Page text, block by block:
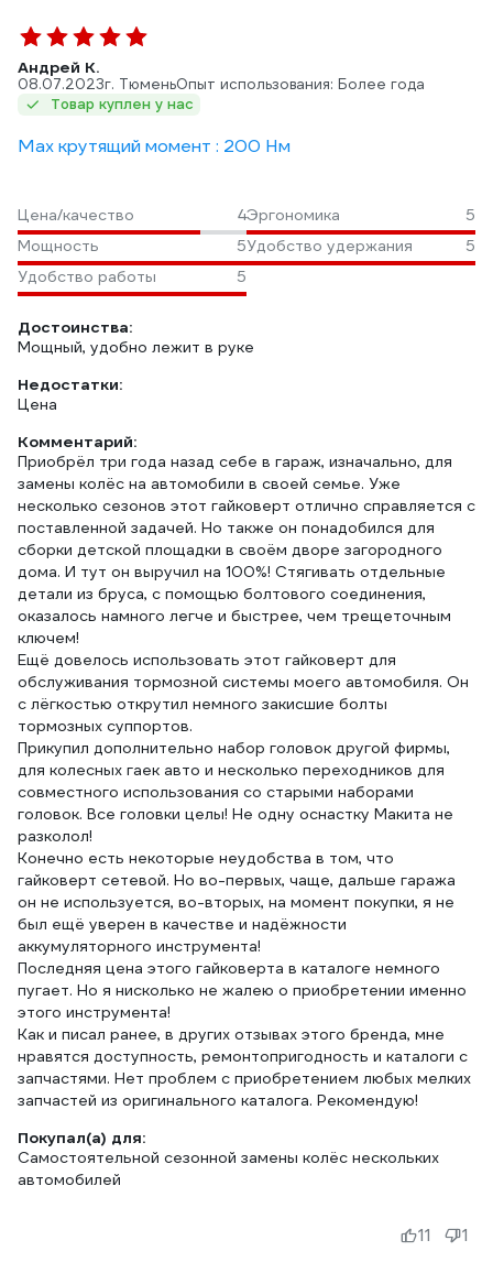
Андрей К.
08.07.2023г. ТюменьОпыт использования: Более года
Товар куплен у нас
Max крутящий момент : 200 Нм
Цена/качество 4Эргономика
5
Мощность
5Удобство удержания
5
Удобство работы
5
Достоинства:
Мощный, удобно лежит в руке
Недостатки:
Цена
Комментарий:
Приобрёл три года назад себе в гараж, изначально, для
замены колёс на автомобили в своей семье. Уже
несколько сезонов этот гайковерт отлично справляется с
поставленной задачей. Но также он понадобился для
сборки детской площадки в своём дворе загородного
дома. И тут он выручил на 100%! Стягивать отдельные
детали из бруса, с помощью болтового соединения,
оказалось намного легче и быстрее, чем трещеточным
ключем!
Ещё довелось использовать этот гайковерт для
обслуживания тормозной системы моего автомобиля. Он
с лёгкостью открутил немного закисшие болты
тормозных суппортов.
Прикупил дополнительно набор головок другой фирмы,
для колесных гаек авто и несколько переходников для
совместного использования со старыми наборами
головок. Все головки целы! Не одну оснастку Макита не
разколол!
Конечно есть некоторые неудобства в том, что
гайковерт сетевой. Но во-первых, чаще, дальше гаража
он не используется, во-вторых, на момент покупки, я не
был ещё уверен в качестве и надёжности
аккумуляторного инструмента!
Последняя цена этого гайковерта в каталоге немного
пугает. Но я нисколько не жалею о приобретении именно
этого инструмента!
Как и писал ранее, в других отзывах этого бренда, мне
нравятся доступность, ремонтопригодность и каталоги с
запчастями. Нет проблем с приобретением любых мелких
запчастей из оригинального каталога. Рекомендую!
Покупал(а) для:
Самостоятельной сезонной замены колёс нескольких
автомобилей
11 1